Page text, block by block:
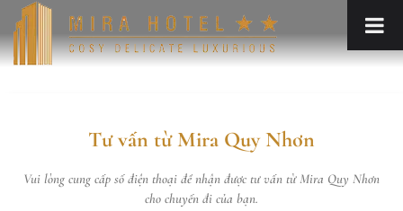
Tư vấn từ Mira Quy Nhơn
Vui lòng cung cấp số điện thoại để nhận được tư vấn từ Mira Quy Nhơn
cho chuyến đi của bạn.